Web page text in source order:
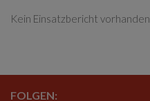
Kein Einsatzbericht vorhanden
FOLGEN: